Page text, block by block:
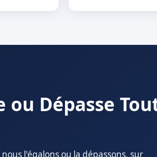
Dépasse
l'égalons ou la dépassons, sur